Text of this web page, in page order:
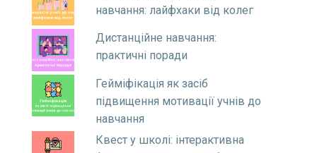
навчання: лайфхаки від колег
Дистанційне навчання:
практичні поради
Гейміфікація як засіб
підвищення мотивації учнів до
навчання
Квест у школі: інтерактивна